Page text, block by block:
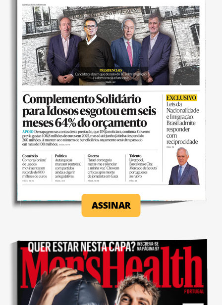
ASSINAR